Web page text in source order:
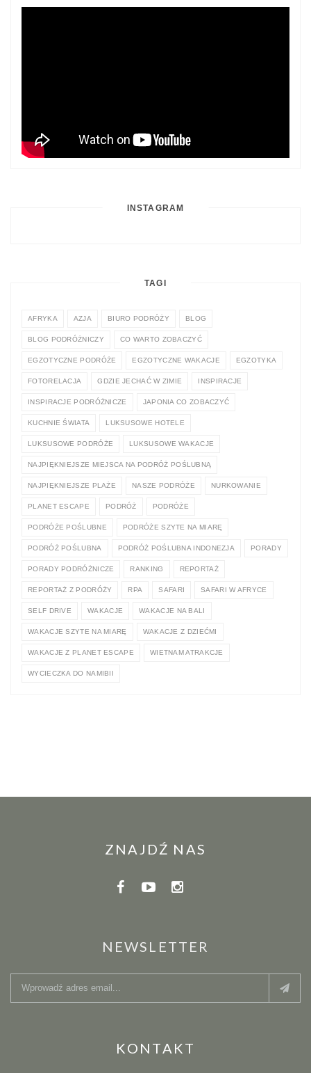
INSTAGRAM
TAGI
AFRYKA AZJA BIURO PODRÓŻY BLOG
BLOG PODRÓŻNICZY CO WARTO ZOBACZYĆ
EGZOTYCZNE PODRÓŻE EGZOTYCZNE WAKACJE EGZOTYKA
FOTORELACJA GDZIE JECHAĆ W ZIMIE INSPIRACJE
INSPIRACJE PODRÓŻNICZE JAPONIA CO ZOBACZYĆ
KUCHNIE ŚWIATA LUKSUSOWE HOTELE
LUKSUSOWE PODRÓŻE LUKSUSOWE WAKACJE
NAJPIĘKNIEJSZE MIEJSCA NA PODRÓŻ POŚLUBNĄ
NAJPIĘKNIEJSZE PLAŻE NASZE PODRÓŻE NURKOWANIE
PLANET ESCAPE PODRÓŻ PODRÓŻE
PODRÓŻE POŚLUBNE PODRÓŻE SZYTE NA MIARĘ
PODRÓŻ POŚLUBNA PODRÓŻ POŚLUBNA INDONEZJA PORADY
PORADY PODRÓŻNICZE RANKING REPORTAŻ
REPORTAŻ Z PODRÓŻY RPA SAFARI SAFARI W AFRYCE
SELF DRIVE WAKACJE WAKACJE NA BALI
WAKACJE SZYTE NA MIARĘ WAKACJE Z DZIEĆMI
WAKACJE Z PLANET ESCAPE WIETNAM ATRAKCJE
WYCIECZKA DO NAMIBII
ZNAJDŹ NAS
NEWSLETTER
KONTAKT